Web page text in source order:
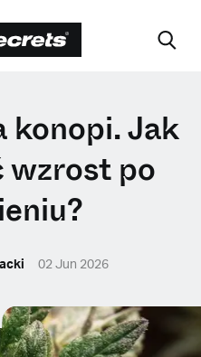
konopi. Jak
po
02 Jun 2026